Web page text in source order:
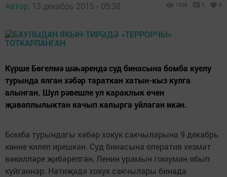
Автор, 13 декабрь 2015 - 05:38 1328 0 0
Күрше Бөгелмә шәһәрендә суд бинасына бомба куелу
турында ялган хәбәр тараткан хатын-кыз кулга
алынган. Шул рәвешле ул караклык өчен
җаваплылыктан качып калырга уйлаган икән.
Бомба турындагы хәбәр хокук сакчыларына 9 декабрь
көнне килеп ирешкән. Суд бинасына оператив хезмәт
вәкилләре җибәрелгән, Ленин урамын гомумән ябып
куйганнар. Нәтиҗәдә хокук сакчылары бинада